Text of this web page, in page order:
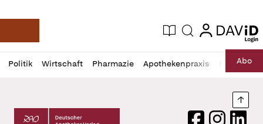
Deutsche Apotheker Zeitung
Aktuelle Ausgabe
Suche login
login
Politik Wirtschaft Pharmazie Apothekenpraxis RechtAbo
Profil
öffnen
Daz
Pur
Deutscher Apotheker Verlag Logo
FacebookInstagram